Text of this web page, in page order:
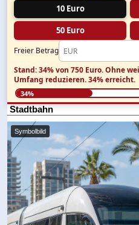
10 Euro
50 Euro
Freier Betrag
Stand: 34% von 750 Euro.Ohne
Umfang reduzieren.34% erreicht.
34%
Stadtbahn
Symbolbild